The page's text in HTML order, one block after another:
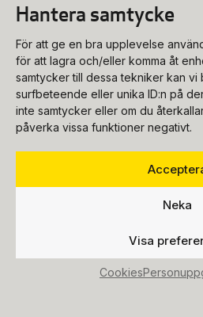
Hantera samtycke
För att ge en bra upplevelse
för att lagra och/eller komma åt
samtycker till dessa tekniker kan vi
surfbeteende eller unika ID:n på
inte samtycker eller om du
påverka vissa funktioner negativt.
Neka
Visa
Cookies
Konsert
biljettkassa@ukk.se
018-727 90 00
Program & biljetter
Konferens
konferens@ukk.se
Bokningsförfrågan
Fest
Om oss
Press